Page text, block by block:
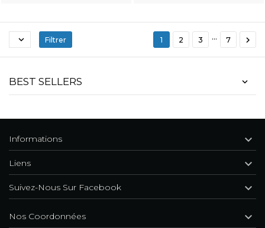
BEST SELLERS
Polo Manches Longues 'Nazgul' Noir
Veste Gothique 'Dark Doll' en Velours Noire
 Filtrer 1 2 3 … 7 
Nos Coordonnées 
Informations 
Liens 
Suivez-Nous Sur Facebook 